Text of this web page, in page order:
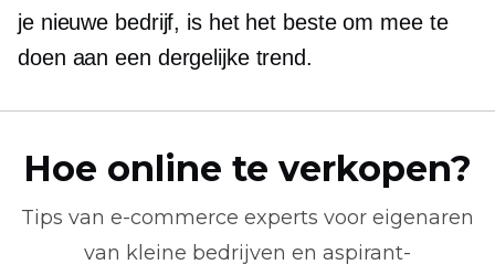
je nieuwe bedrijf, is het het beste om mee te
doen aan een dergelijke trend.
Hoe online te verkopen?
Tips van e-commerce experts voor eigenaren
van kleine bedrijven en aspirant-